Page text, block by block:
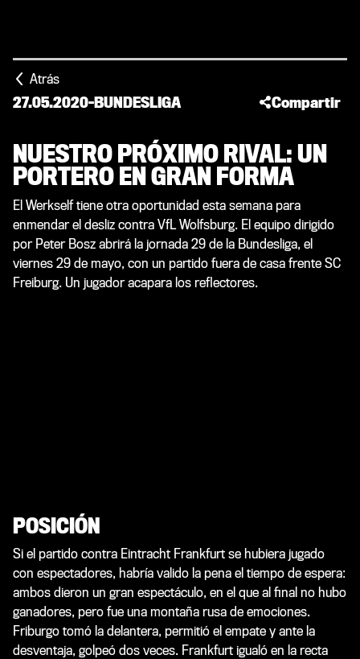
Atrás
27.05.2020-BUNDESLIGA Compartir
NUESTRO PRÓXIMO RIVAL: UN
PORTERO EN GRAN FORMA
El Werkself tiene otra oportunidad esta semana para
enmendar el desliz contra VfL Wolfsburg. El equipo dirigido
por Peter Bosz abrirá la jornada 29 de la Bundesliga, el
viernes 29 de mayo, con un partido fuera de casa frente SC
Freiburg. Un jugador acapara los reflectores.
POSICIÓN
Si el partido contra Eintracht Frankfurt se hubiera jugado
con espectadores, habría valido la pena el tiempo de espera:
ambos dieron un gran espectáculo, en el que al final no hubo
ganadores, pero fue una montaña rusa de emociones.
Friburgo tomó la delantera, permitió el empate y ante la
desventaja, golpeó dos veces. Frankfurt igualó en la recta